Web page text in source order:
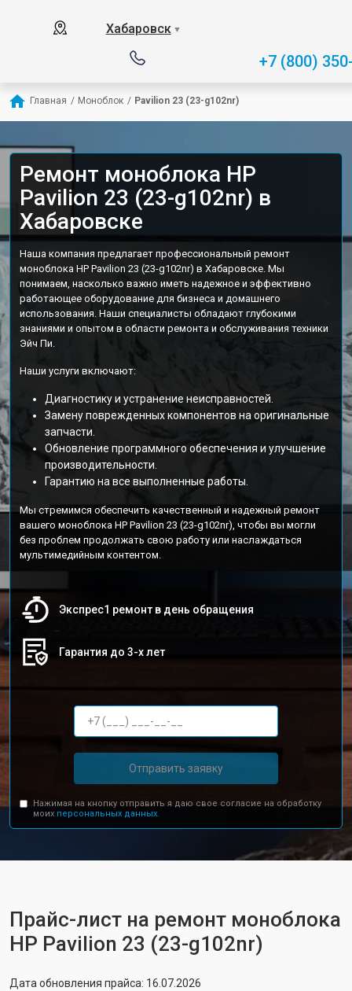
Хабаровск ▼
+7 (800)
Главная / Моноблок / Pavilion 23 (23-g102nr)
Ремонт моноблока HP
Pavilion 23 (23-g102nr) в
Хабаровске
Наша компания предлагает профессиональный ремонт
моноблока HP Pavilion 23 (23-g102nr) в Хабаровске. Мы
понимаем, насколько важно иметь надежное и эффективно
работающее оборудование для бизнеса и домашнего
использования. Наши специалисты обладают глубокими
знаниями и опытом в области ремонта и обслуживания техники
Эйч Пи.
Наши услуги включают:
Диагностику и устранение неисправностей.
Замену поврежденных компонентов на оригинальные
запчасти.
Обновление программного обеспечения и улучшение
производительности.
Гарантию на все выполненные работы.
Мы стремимся обеспечить качественный и надежный ремонт
вашего моноблока HP Pavilion 23 (23-g102nr), чтобы вы могли
без проблем продолжать свою работу или наслаждаться
мультимедийным контентом.
Экспрес1 ремонт в день обращения
Гарантия до 3-х лет
Отправить заявку
Нажимая на кнопку отправить я даю свое согласие на обработку
моих персональных данных.
Прайс-лист на ремонт моноблока
HP Pavilion 23 (23-g102nr)
Дата обновления прайса: 16.07.2026